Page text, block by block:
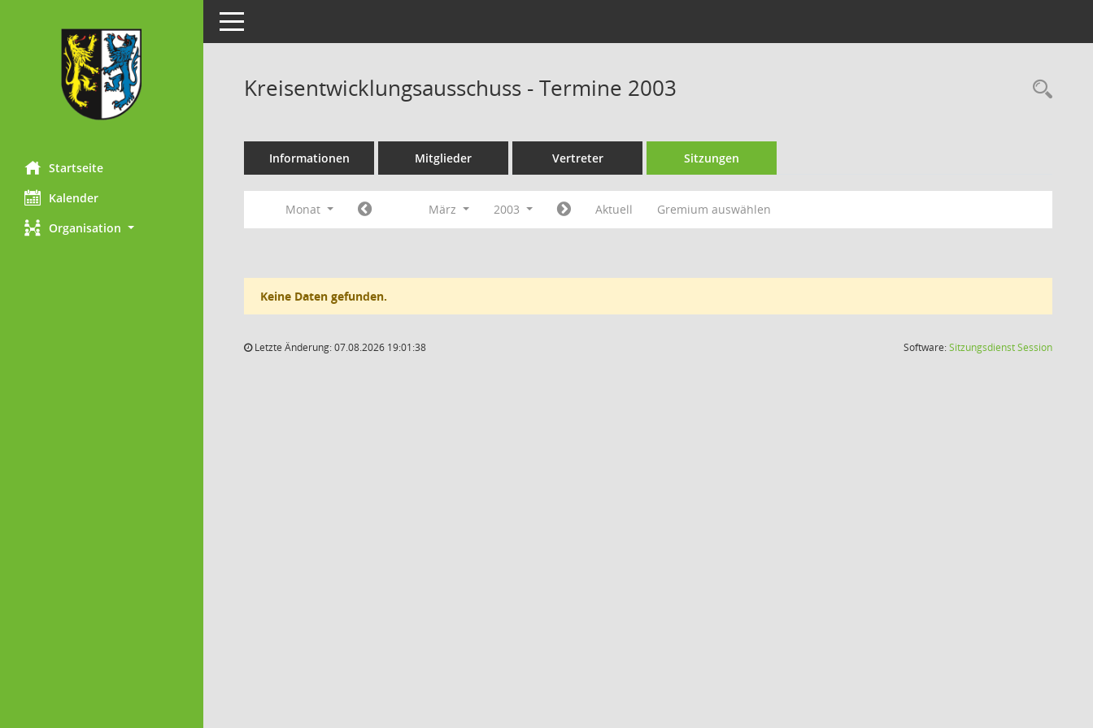
Startseite
Kalender
Organisation
Toggle navigation
Kreisentwicklungsausschuss - Termine 2003
Informationen Mitglieder Vertreter Sitzungen
Monat März 2003 Aktuell Gremium auswählen
Keine Daten gefunden.
Letzte Änderung: 07.08.2026 19:01:38 Software:SitzungsdienstSession(Wird in